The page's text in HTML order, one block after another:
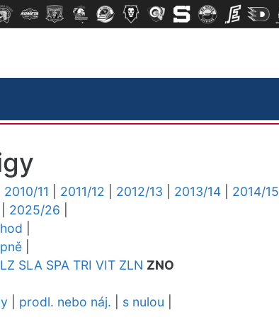
2010/11 2011/12 2012/13 2013/14 2014/15
2025/26
SLA SPA TRI VIT ZLN ZNO
prodl. nebo náj. s nulou